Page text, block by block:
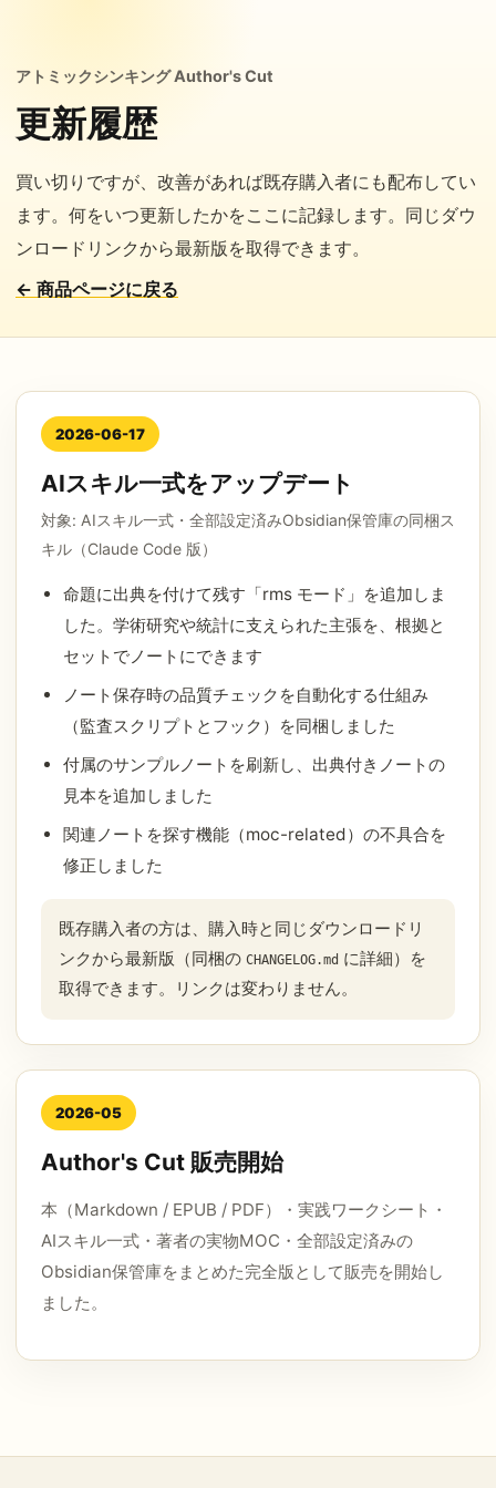
アトミックシンキング Author's Cut
更新履歴
買い切りですが、改善があれば既存購入者にも配布してい
ます。何をいつ更新したかをここに記録します。同じダウ
ンロードリンクから最新版を取得できます。
← 商品ページに戻る
2026-06-17
AIスキル一式をアップデート
対象: AIスキル一式・全部設定済みObsidian保管庫の同梱ス
キル（Claude Code 版）
命題に出典を付けて残す「rms モード」を追加しま
した。学術研究や統計に支えられた主張を、根拠と
セットでノートにできます
ノート保存時の品質チェックを自動化する仕組み
（監査スクリプトとフック）を同梱しました
付属のサンプルノートを刷新し、出典付きノートの
見本を追加しました
関連ノートを探す機能（moc-related）の不具合を
修正しました
既存購入者の方は、購入時と同じダウンロードリ
ンクから最新版（同梱の CHANGELOG.md に詳細）を
取得できます。リンクは変わりません。
2026-05
Author's Cut 販売開始
本（Markdown / EPUB / PDF）・実践ワークシート・
AIスキル一式・著者の実物MOC・全部設定済みの
Obsidian保管庫をまとめた完全版として販売を開始し
ました。